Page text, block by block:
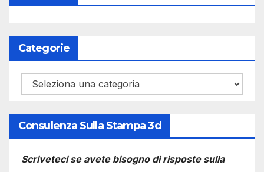
Categorie
Categorie
Consulenza Sulla Stampa 3d
Scriveteci se avete bisogno di risposte sulla